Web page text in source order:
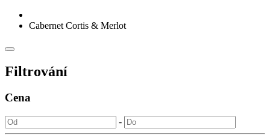
Cabernet Cortis & Merlot
Filtrování
Cena
-